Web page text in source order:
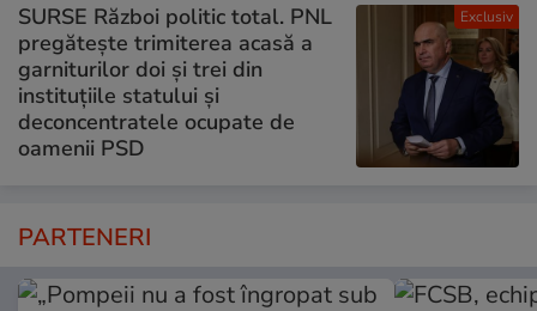
Exclusiv
SURSE Război politic total. PNL
pregătește trimiterea acasă a
garniturilor doi și trei din
instituțiile statului și
deconcentratele ocupate de
oamenii PSD
PARTENERI